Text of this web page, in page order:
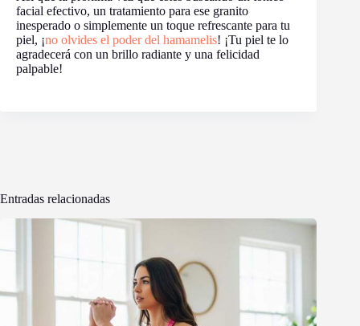
facial efectivo, un tratamiento para ese granito
inesperado o simplemente un toque refrescante para tu
piel, ¡no olvides el poder del hamamelis! ¡Tu piel te lo
agradecerá con un brillo radiante y una felicidad
palpable!
Entradas relacionadas